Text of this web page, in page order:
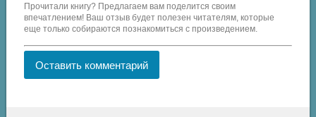
Прочитали книгу? Предлагаем вам поделится своим
впечатлением! Ваш отзыв будет полезен читателям, которые
еще только собираются познакомиться с произведением.
Оставить комментарий